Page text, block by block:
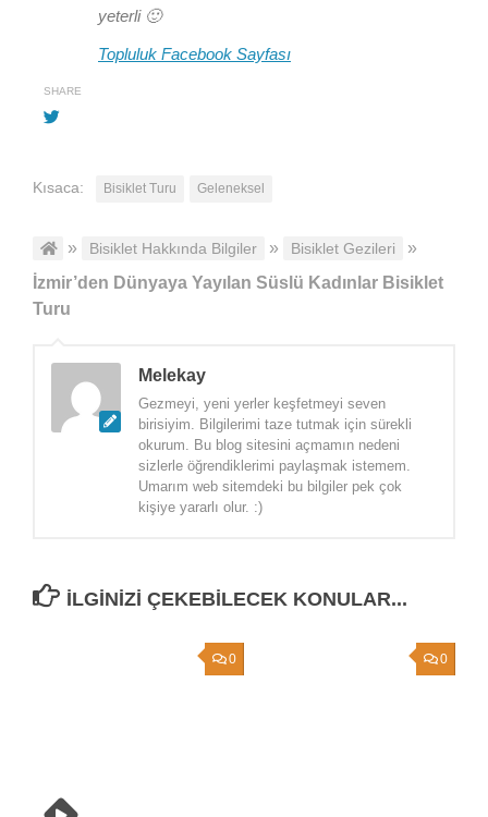
yeterli 🙂
Topluluk Facebook Sayfası
SHARE
Kısaca: Bisiklet Turu Geleneksel
» Bisiklet Hakkında Bilgiler » Bisiklet Gezileri
»
İzmir’den Dünyaya Yayılan Süslü Kadınlar Bisiklet
Turu
Melekay
Gezmeyi, yeni yerler keşfetmeyi seven
birisiyim. Bilgilerimi taze tutmak için sürekli
okurum. Bu blog sitesini açmamın nedeni
sizlerle öğrendiklerimi paylaşmak istemem.
Umarım web sitemdeki bu bilgiler pek çok
kişiye yararlı olur. :)
İLGINIZI ÇEKEBILECEK KONULAR...
0 0